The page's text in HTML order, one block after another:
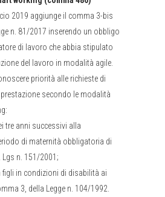
2019 aggiunge il comma 3-bis
n. 81/2017 inserendo un obbligo
di lavoro che abbia stipulato
del lavoro in modalità agile.
priorità alle richieste di
secondo le modalità
tre anni successivi alla
di maternità obbligatoria di
Lgs n. 151/2001;
in condizioni di disabilità ai
3, della Legge n. 104/1992.